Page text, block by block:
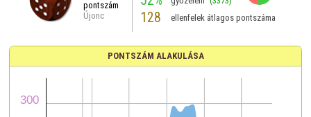
pontszám
Újonc
128 ellenfelek átlagos pontszáma
PONTSZÁM ALAKULÁSA